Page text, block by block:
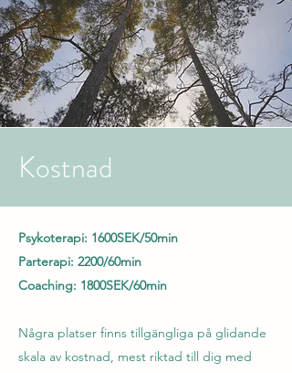
Kostnad
Psykoterapi: 1600SEK/50min
Parterapi: 2200/60min
Coaching: 1800SEK/60min
Några platser finns tillgängliga på glidande
skala av kostnad, mest riktad till dig med